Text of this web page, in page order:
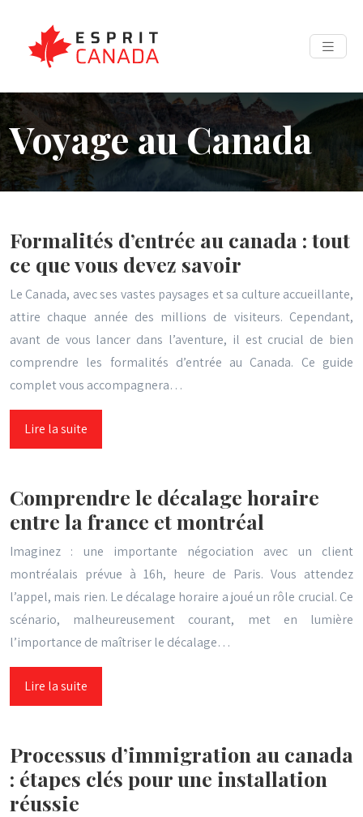
Voyage au Canada
Formalités d’entrée au canada : tout
ce que vous devez savoir
Le Canada, avec ses vastes paysages et sa culture accueillante,
attire chaque année des millions de visiteurs. Cependant,
avant de vous lancer dans l’aventure, il est crucial de bien
comprendre les formalités d’entrée au Canada. Ce guide
complet vous accompagnera…
Lire la suite
Comprendre le décalage horaire
entre la france et montréal
Imaginez : une importante négociation avec un client
montréalais prévue à 16h, heure de Paris. Vous attendez
l’appel, mais rien. Le décalage horaire a joué un rôle crucial. Ce
scénario, malheureusement courant, met en lumière
l’importance de maîtriser le décalage…
Lire la suite
Processus d’immigration au canada
: étapes clés pour une installation
réussie